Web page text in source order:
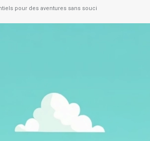
pour des aventures sans souci